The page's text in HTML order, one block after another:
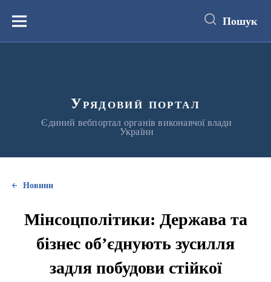
вмістуМеню Пошук
Урядовий портал
Єдиний вебпортал органів виконавчої влади
України
Новини
Мінсоцполітики: Держава та
бізнес об’єднують зусилля
задля побудови стійкої